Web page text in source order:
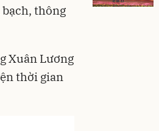
thông
Xuân Lương
thời gian